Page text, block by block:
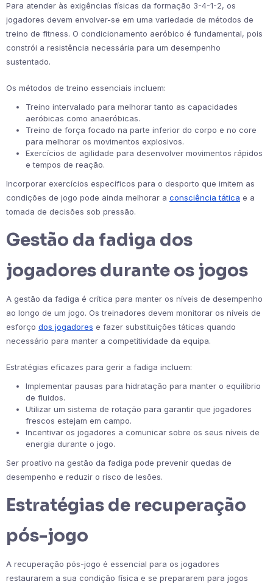
Para atender às exigências físicas da formação 3-4-1-2, os
jogadores devem envolver-se em uma variedade de métodos de
treino de fitness. O condicionamento aeróbico é fundamental, pois
constrói a resistência necessária para um desempenho
sustentado.
Os métodos de treino essenciais incluem:
Treino intervalado para melhorar tanto as capacidades
aeróbicas como anaeróbicas.
Treino de força focado na parte inferior do corpo e no core
para melhorar os movimentos explosivos.
Exercícios de agilidade para desenvolver movimentos rápidos
e tempos de reação.
Incorporar exercícios específicos para o desporto que imitem as
condições de jogo pode ainda melhorar a consciência tática e a
tomada de decisões sob pressão.
Gestão da fadiga dos
jogadores durante os jogos
A gestão da fadiga é crítica para manter os níveis de desempenho
ao longo de um jogo. Os treinadores devem monitorar os níveis de
esforço dos jogadores e fazer substituições táticas quando
necessário para manter a competitividade da equipa.
Estratégias eficazes para gerir a fadiga incluem:
Implementar pausas para hidratação para manter o equilíbrio
de fluidos.
Utilizar um sistema de rotação para garantir que jogadores
frescos estejam em campo.
Incentivar os jogadores a comunicar sobre os seus níveis de
energia durante o jogo.
Ser proativo na gestão da fadiga pode prevenir quedas de
desempenho e reduzir o risco de lesões.
Estratégias de recuperação
pós-jogo
A recuperação pós-jogo é essencial para os jogadores
restaurarem a sua condição física e se prepararem para jogos